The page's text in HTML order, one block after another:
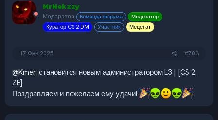
ц
и
и
MrNekzzy
Модератор Команда форума
Модератор
Куратор CS 2 DM
Участник Меценат
17 Фев 2025 #703
@Kmen становится новым администратором L3 | [CS 2
ZE]
Поздравляем и пожелаем ему удачи!